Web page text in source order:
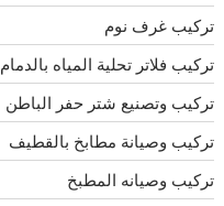
تركيب غرف نوم
تركيب فلاتر تحلية المياه بالدمام
تركيب وتصنيع شتر حفر الباطن
تركيب وصيانة مطابخ بالقطيف
تركيب وصيانه المطبخ